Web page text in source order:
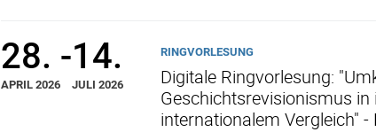
28.
APRIL 2026
-14.
JULI 2026
RINGVORLESUNG
Digitale Ringvorlesung:
Geschichtsrevisionismus
internationalem Vergleich" -